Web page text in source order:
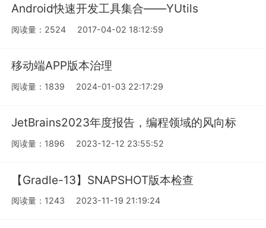
Android快速开发工具集合——YUtils
阅读量：2524 2017-04-02 18:12:59
移动端APP版本治理
阅读量：1839 2024-01-03 22:17:29
JetBrains2023年度报告，编程领域的风向标
阅读量：1896 2023-12-12 23:55:52
【Gradle-13】SNAPSHOT版本检查
阅读量：1243 2023-11-19 21:19:24